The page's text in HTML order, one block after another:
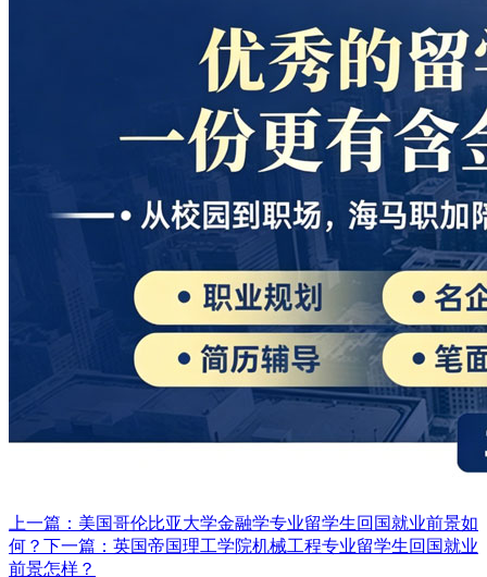
上一篇：美国哥伦比亚大学金融学专业留学生回国就业前景如
何？​ 下一篇：英国帝国理工学院机械工程专业留学生回国就业
前景怎样？​